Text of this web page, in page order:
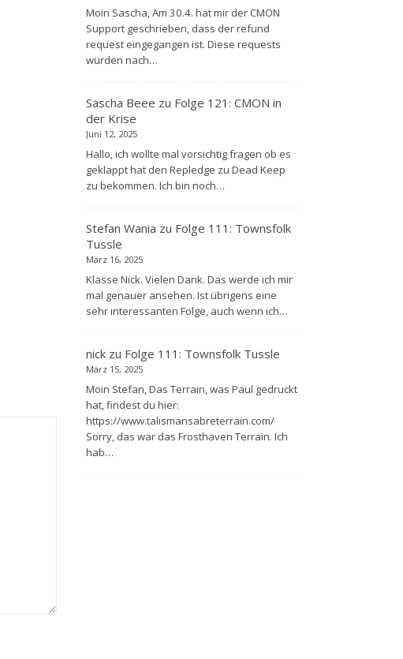
Moin Sascha, Am 30.4. hat mir der CMON
Support geschrieben, dass der refund
request eingegangen ist. Diese requests
würden nach…
Sascha Beee zu Folge 121: CMON in
der Krise
Juni 12, 2025
Hallo, ich wollte mal vorsichtig fragen ob es
geklappt hat den Repledge zu Dead Keep
zu bekommen. Ich bin noch…
Stefan Wania zu Folge 111: Townsfolk
Tussle
März 16, 2025
Klasse Nick. Vielen Dank. Das werde ich mir
mal genauer ansehen. Ist übrigens eine
sehr interessanten Folge, auch wenn ich…
nick zu Folge 111: Townsfolk Tussle
März 15, 2025
Moin Stefan, Das Terrain, was Paul gedruckt
hat, findest du hier:
https://www.talismansabreterrain.com/
Sorry, das war das Frosthaven Terrain. Ich
hab…